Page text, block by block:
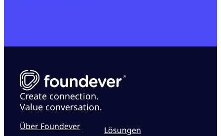
Create connection.
Value conversation.
Über Foundever Lösungen